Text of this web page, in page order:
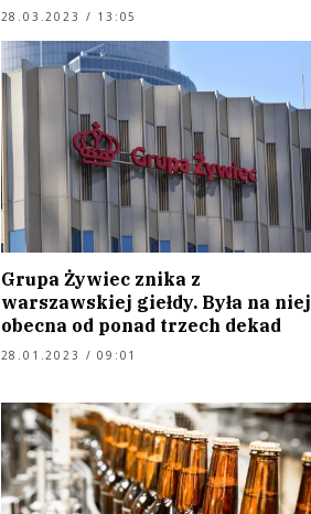
28.03.2023 / 13:05
Grupa Żywiec znika z
warszawskiej giełdy. Była na niej
obecna od ponad trzech dekad
28.01.2023 / 09:01